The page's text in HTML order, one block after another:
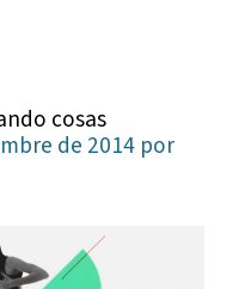
cosas
de 2014 por